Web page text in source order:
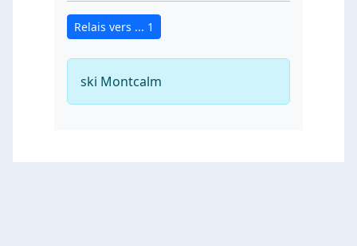
Relais vers ... 1
ski Montcalm